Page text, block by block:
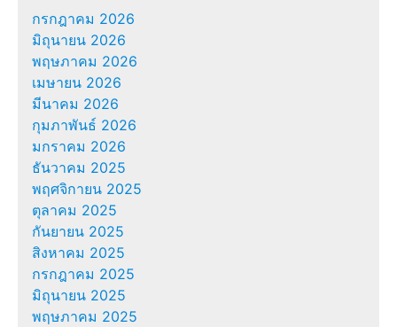
กรกฎาคม 2026
มิถุนายน 2026
พฤษภาคม 2026
เมษายน 2026
มีนาคม 2026
กุมภาพันธ์ 2026
มกราคม 2026
ธันวาคม 2025
พฤศจิกายน 2025
ตุลาคม 2025
กันยายน 2025
สิงหาคม 2025
กรกฎาคม 2025
มิถุนายน 2025
พฤษภาคม 2025